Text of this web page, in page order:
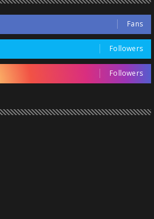
Fans
Followers
Followers